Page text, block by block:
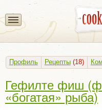
Профиль Рецепты(18)
Гефилте фиш
«богатая» рыба)